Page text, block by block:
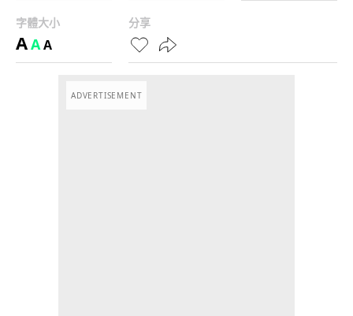
字體大小
AAA
分享
ADVERTISEMENT